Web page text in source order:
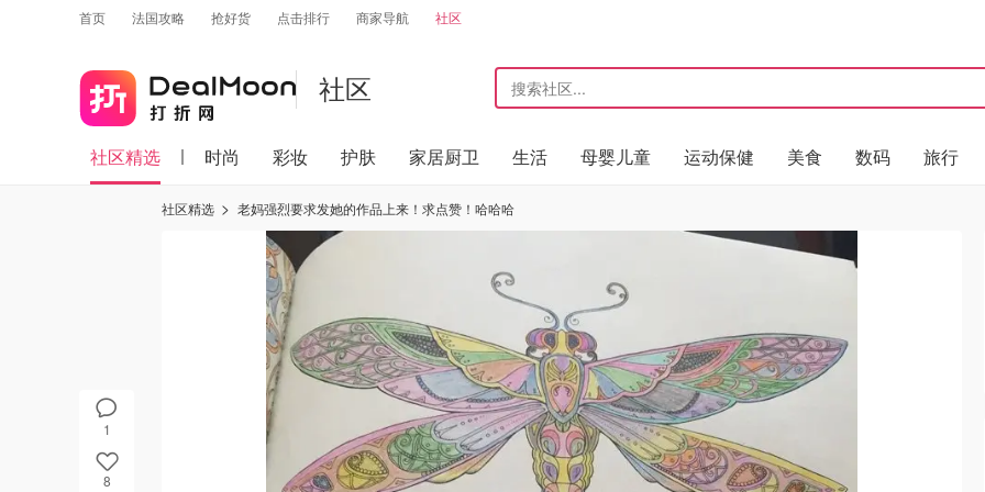
首页 法国攻略 抢好货 点击排行 商家导航 社区
社区
社区精选 时尚 彩妆 护肤 家居厨卫 生活 母婴儿童 运动保健 美食 数码 旅行
1
8
社区精选 老妈强烈要求发她的作品上来！求点赞！哈哈哈